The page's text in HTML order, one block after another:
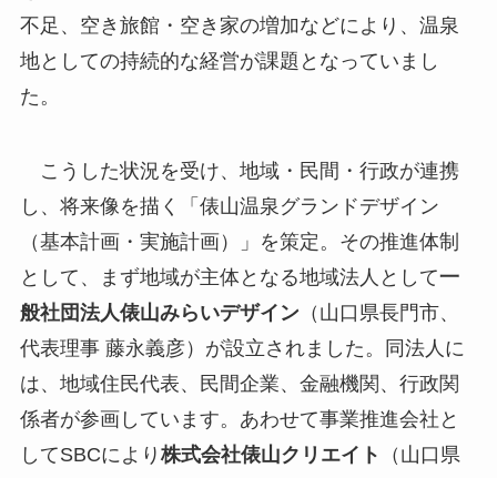
不足、空き旅館・空き家の増加などにより、温泉
地としての持続的な経営が課題となっていまし
た。
こうした状況を受け、地域・民間・行政が連携
し、将来像を描く「俵山温泉グランドデザイン
（基本計画・実施計画）」を策定。その推進体制
として、まず地域が主体となる地域法人として一
般社団法人俵山みらいデザイン（山口県長門市、
代表理事 藤永義彦）が設立されました。同法人に
は、地域住民代表、民間企業、金融機関、行政関
係者が参画しています。あわせて事業推進会社と
してSBCにより 株式会社俵山クリエイト
（山口県